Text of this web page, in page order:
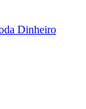
Dinheiro